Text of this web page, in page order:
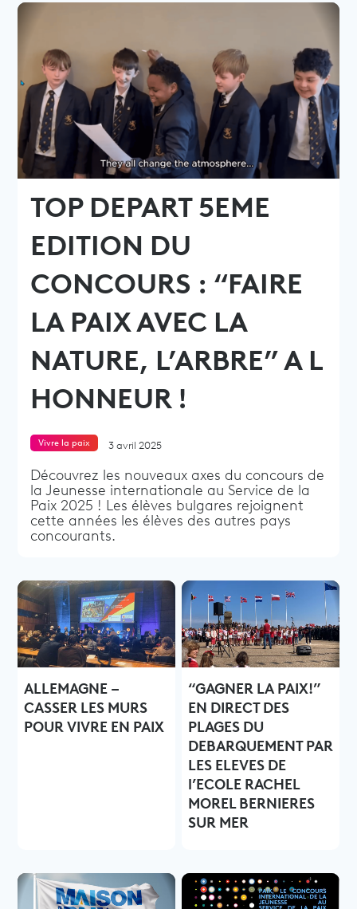
TOP DEPART 5EME
EDITION DU
CONCOURS : “FAIRE
LA PAIX AVEC LA
NATURE, L’ARBRE” A L
HONNEUR !
Vivre la paix 3 avril 2025
Découvrez les nouveaux axes du concours de
la Jeunesse internationale au Service de la
Paix 2025 ! Les élèves bulgares rejoignent
cette années les élèves des autres pays
concourants.
ALLEMAGNE –
CASSER LES MURS
POUR VIVRE EN PAIX
“GAGNER LA PAIX!”
EN DIRECT DES
PLAGES DU
DEBARQUEMENT PAR
LES ELEVES DE
l’ECOLE RACHEL
MOREL BERNIERES
SUR MER